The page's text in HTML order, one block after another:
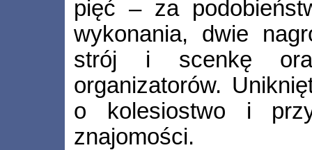
pięć – za
wykonania, dwie
strój i scenkę
organizatorów.
o kolesiostwo i
znajomości.